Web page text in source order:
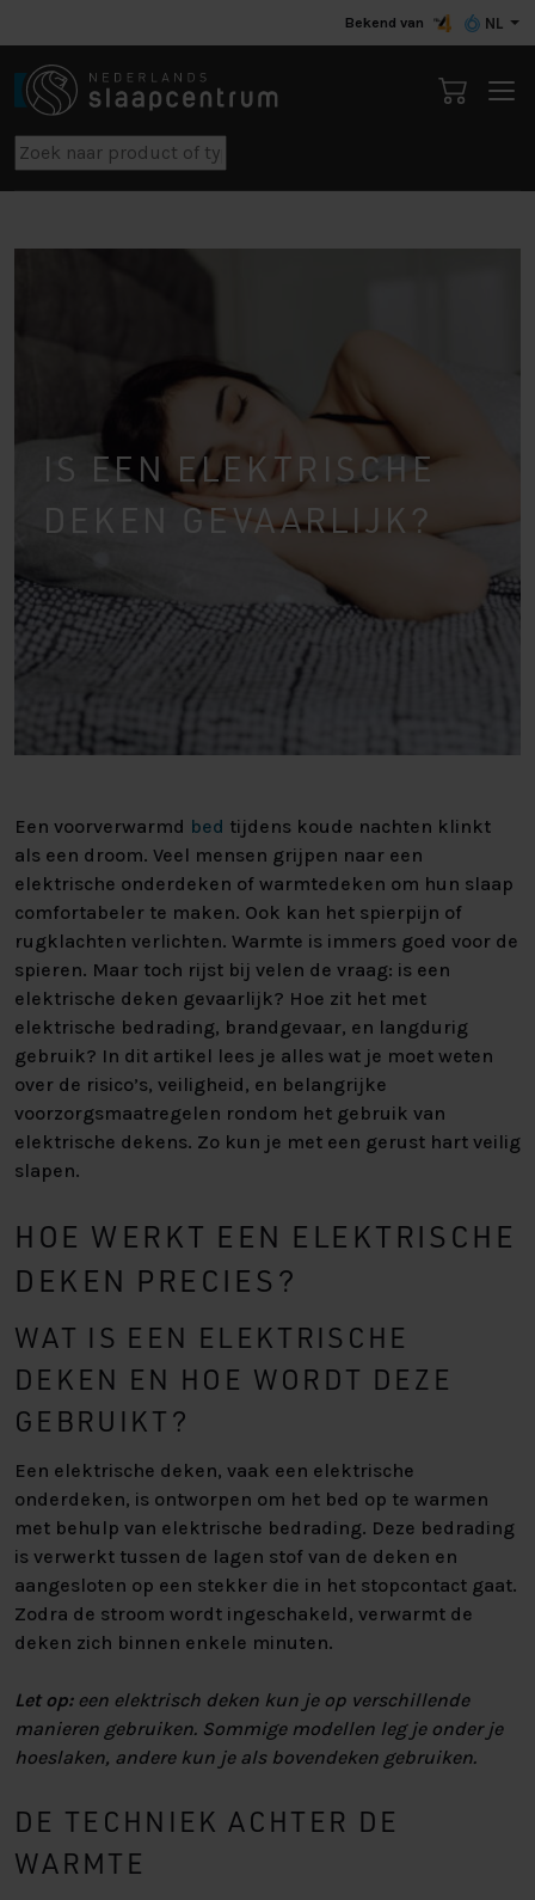
Bekend van NL
IS EEN ELEKTRISCHE
DEKEN GEVAARLIJK?
Een voorverwarmd bed tijdens koude nachten klinkt
als een droom. Veel mensen grijpen naar een
elektrische onderdeken of warmtedeken om hun slaap
comfortabeler te maken. Ook kan het spierpijn of
rugklachten verlichten. Warmte is immers goed voor de
spieren. Maar toch rijst bij velen de vraag: is een
elektrische deken gevaarlijk? Hoe zit het met
elektrische bedrading, brandgevaar, en langdurig
gebruik? In dit artikel lees je alles wat je moet weten
over de risico’s, veiligheid, en belangrijke
voorzorgsmaatregelen rondom het gebruik van
elektrische dekens. Zo kun je met een gerust hart veilig
slapen.
HOE WERKT EEN ELEKTRISCHE
DEKEN PRECIES?
WAT IS EEN ELEKTRISCHE
DEKEN EN HOE WORDT DEZE
GEBRUIKT?
Een elektrische deken, vaak een elektrische
onderdeken, is ontworpen om het bed op te warmen
met behulp van elektrische bedrading. Deze bedrading
is verwerkt tussen de lagen stof van de deken en
aangesloten op een stekker die in het stopcontact gaat.
Zodra de stroom wordt ingeschakeld, verwarmt de
deken zich binnen enkele minuten.
Let op:een elektrisch deken kun je op verschillende
manieren gebruiken. Sommige modellen leg je onder je
hoeslaken, andere kun je als bovendeken gebruiken.
DE TECHNIEK ACHTER DE
WARMTE